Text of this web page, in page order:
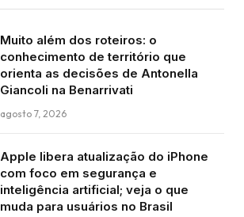
Muito além dos roteiros: o
conhecimento de território que
orienta as decisões de Antonella
Giancoli na Benarrivati
agosto 7, 2026
Apple libera atualização do iPhone
com foco em segurança e
inteligência artificial; veja o que
muda para usuários no Brasil